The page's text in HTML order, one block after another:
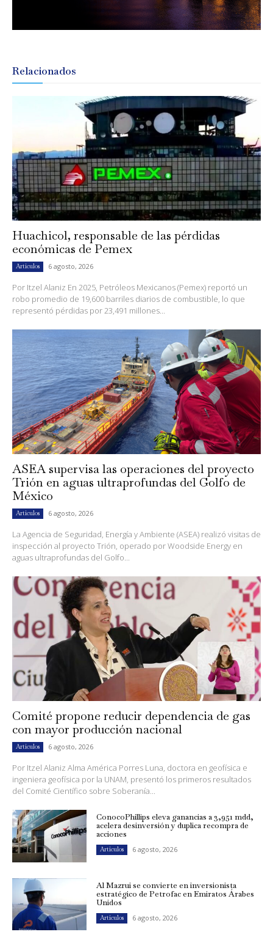
Relacionados
Huachicol, responsable de las pérdidas
económicas de Pemex
Artículos 6 agosto, 2026
Por Itzel Alaniz En 2025, Petróleos Mexicanos (Pemex) reportó un
robo promedio de 19,600 barriles diarios de combustible, lo que
representó pérdidas por 23,491 millones...
ASEA supervisa las operaciones del proyecto
Trión en aguas ultraprofundas del Golfo de
México
Artículos 6 agosto, 2026
La Agencia de Seguridad, Energía y Ambiente (ASEA) realizó visitas de
inspección al proyecto Trión, operado por Woodside Energy en
aguas ultraprofundas del Golfo...
Comité propone reducir dependencia de gas
con mayor producción nacional
Artículos 6 agosto, 2026
Por Itzel Alaniz Alma América Porres Luna, doctora en geofísica e
ingeniera geofísica por la UNAM, presentó los primeros resultados
del Comité Científico sobre Soberanía...
ConocoPhillips eleva ganancias a 3,951 mdd,
acelera desinversión y duplica recompra de
acciones
Artículos 6 agosto, 2026
Al Mazrui se convierte en inversionista
estratégico de Petrofac en Emiratos Árabes
Unidos
Artículos 6 agosto, 2026